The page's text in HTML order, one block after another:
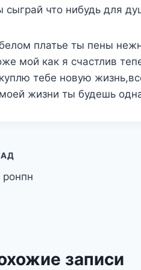
сыграй что нибудь для
платье ты пены
мой как я счастлив
тебе новую
жизни ты будешь
записи